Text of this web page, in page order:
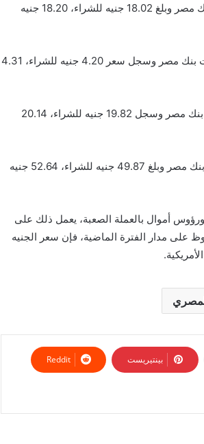
للبيع.وسجل سعر صرف اليورو أمام الجنيه المصري اليوم، وفقاً لآخر تحديثات بنك مصر وبلغ 18.02 جنيه للشراء، 18.20 جنيه
واستقر سعر صرف الريال السعودي أمام الجنيه المصري اليوم، طبقا لآخر بيانات بنك مصر وسجل سعر 4.20 جنيه للشراء، 4.31
وبلغ الجنيه الإسترليني سعر صرف إمام الجنيه المصري اليوم، طبقا لآخر بيانات بنك مصر وسجل 19.82 جنيه للشراء، 20.14
وسجل الدينار الكويتي سعر صرف إمام الجنيه المصري اليوم، طبقا لآخر بيانات بنك مصر وبلغ 49.87 جنيه للشراء، 52.64 جنيه
ورؤوس أموال بالعملة الصعبة، يعمل ذلك على
مدار الفترة الماضية، فإن سعر الجنيه
بينتيريست